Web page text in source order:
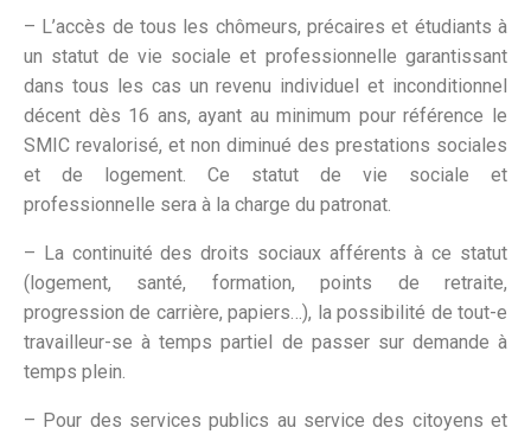
– L’accès de tous les chômeurs, précaires et étudiants à
un statut de vie sociale et professionnelle garantissant
dans tous les cas un revenu individuel et inconditionnel
décent dès 16 ans, ayant au minimum pour référence le
SMIC revalorisé, et non diminué des prestations sociales
et de logement. Ce statut de vie sociale et
professionnelle sera à la charge du patronat.
– La continuité des droits sociaux afférents à ce statut
(logement, santé, formation, points de retraite,
progression de carrière, papiers…), la possibilité de tout-e
travailleur-se à temps partiel de passer sur demande à
temps plein.
– Pour des services publics au service des citoyens et